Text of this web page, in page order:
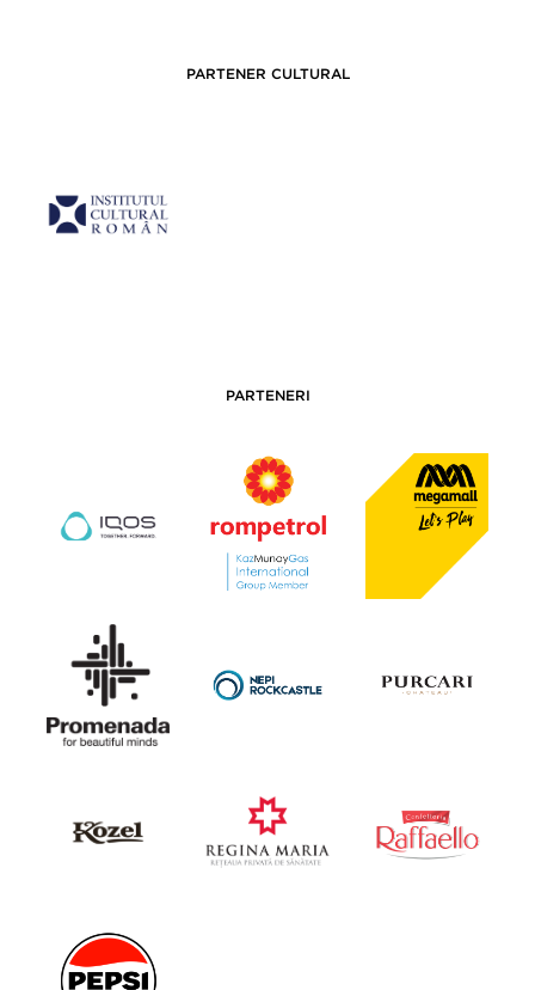
PARTENER CULTURAL
PARTENERI